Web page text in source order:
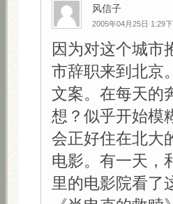
风信子
2005年04月25日 1:29
因为对这个城市
市辞职来到北京
文案。在每天的
想？似乎开始模
会正好住在北大
电影。有一天，
里的电影院看了